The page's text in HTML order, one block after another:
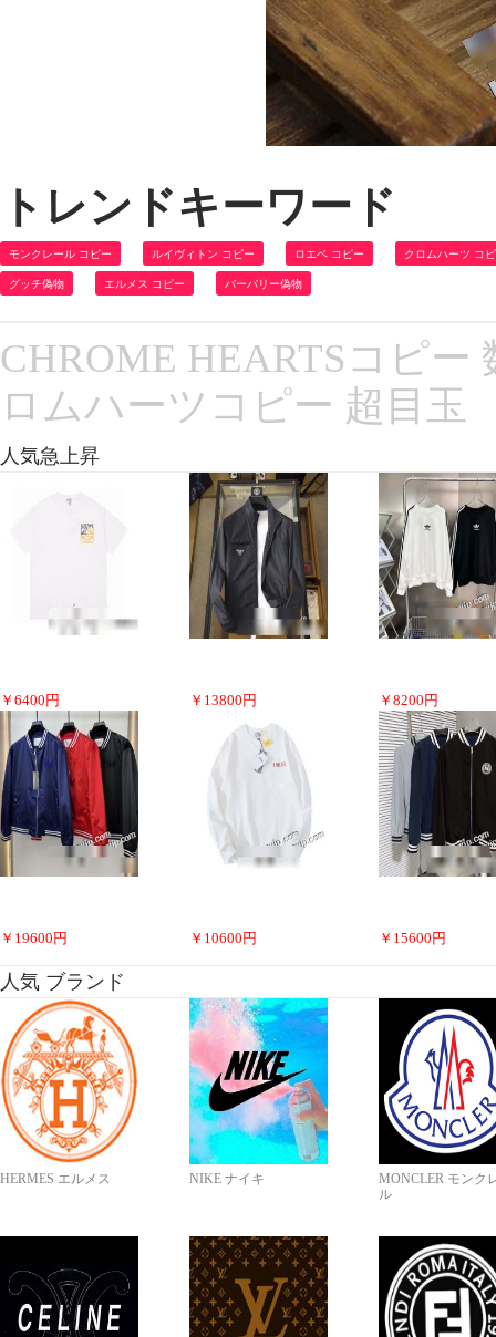
トレンドキーワード
モンクレール コピー ルイヴィトン コピー ロエベ コピー クロムハーツ コ
グッチ偽物 エルメス コピー バーバリー偽物
CHROME HEARTSコピ
ロムハーツコピー 超目玉
人気急上昇
￥ 6400 円 ￥ 13800 円 ￥ 8200 円
￥ 19600 円 ￥ 10600 円 ￥ 15600 円
人気 ブランド
HERMES エルメス NIKE ナイキ
MONCLER モンク
ル